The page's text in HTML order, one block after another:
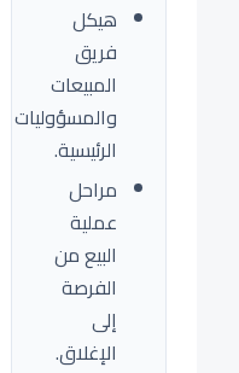
هيكل
فريق
المبيعات
والمسؤوليات
الرئيسية.
مراحل
عملية
البيع من
الفرصة
إلى
الإغلاق.